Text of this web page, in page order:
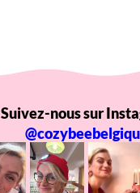
Suivez-nous sur